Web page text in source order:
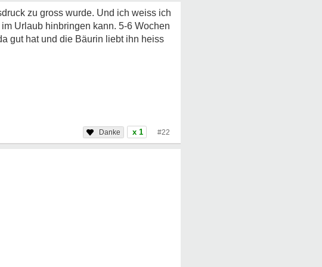
zu gross wurde. Und ich weiss ich
Urlaub hinbringen kann. 5-6 Wochen
gut hat und die Bäurin liebt ihn heiss
x 1 #22